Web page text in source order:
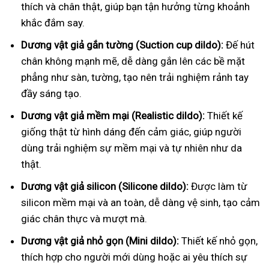
thích và chân thật, giúp bạn tận hưởng từng khoảnh
khắc đắm say.
Dương vật giả gắn tường (Suction cup dildo): Đế hút
chân không mạnh mẽ, dễ dàng gắn lên các bề mặt
phẳng như sàn, tường, tạo nên trải nghiệm rảnh tay
đầy sáng tạo.
Dương vật giả mềm mại (Realistic dildo): Thiết kế
giống thật từ hình dáng đến cảm giác, giúp người
dùng trải nghiệm sự mềm mại và tự nhiên như da
thật.
Dương vật giả silicon (Silicone dildo): Được làm từ
silicon mềm mại và an toàn, dễ dàng vệ sinh, tạo cảm
giác chân thực và mượt mà.
Dương vật giả nhỏ gọn (Mini dildo): Thiết kế nhỏ gọn,
thích hợp cho người mới dùng hoặc ai yêu thích sự